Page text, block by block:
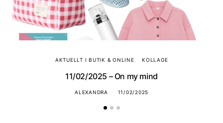
AKTUELLT I BUTIK & ONLINE KOLLAGE
11/02/2025 – On my mind
ALEXANDRA 11/02/2025